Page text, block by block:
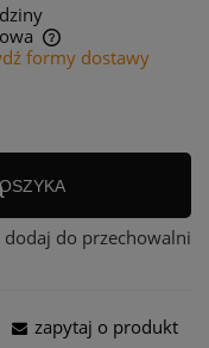
płatności
formy dostawy
dodaj do przechowalni
zapytaj o produkt